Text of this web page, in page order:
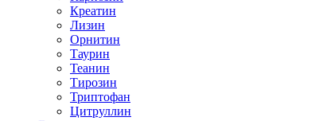
Креатин
Лизин
Орнитин
Таурин
Теанин
Тирозин
Триптофан
Цитруллин